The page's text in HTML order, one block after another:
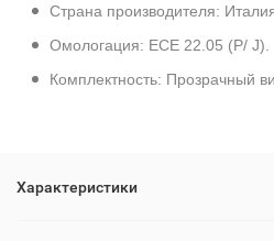
Страна производителя:
Омологация: ECE 22.05 (P/ J).
Комплектность: Прозрачный
Характеристики